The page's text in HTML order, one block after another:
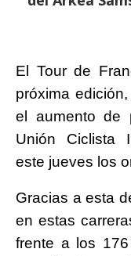
El Tour de
próxima
el aumento de
Unión Ciclista
este jueves los
Gracias a esta
en estas
frente a los